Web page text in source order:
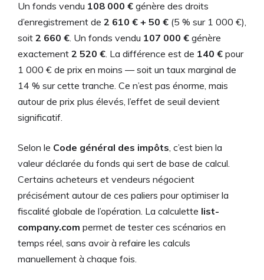
Un fonds vendu 108 000 € génère des droits
d’enregistrement de 2 610 € + 50 € (5 % sur 1 000 €),
soit 2 660 € . Un fonds vendu 107 000 € génère
exactement 2 520 € . La différence est de 140 € pour
1 000 € de prix en moins — soit un taux marginal de
14 % sur cette tranche. Ce n’est pas énorme, mais
autour de prix plus élevés, l’effet de seuil devient
significatif.
Selon le Code général des impôts , c’est bien la
valeur déclarée du fonds qui sert de base de calcul.
Certains acheteurs et vendeurs négocient
précisément autour de ces paliers pour optimiser la
fiscalité globale de l’opération. La calculette list-
company.com permet de tester ces scénarios en
temps réel, sans avoir à refaire les calculs
manuellement à chaque fois.